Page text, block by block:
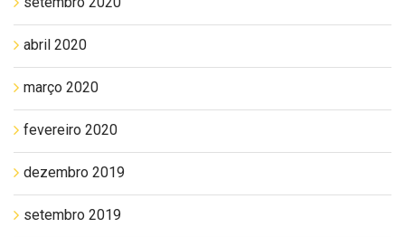
abril 2020
março 2020
fevereiro 2020
dezembro 2019
setembro 2019